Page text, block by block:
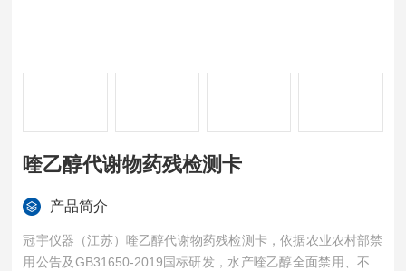
喹乙醇代谢物药残检测卡
产品简介
冠宇仪器（江苏）喹乙醇代谢物药残检测卡，依据农业农村部禁
用公告及GB31650-2019国标研发，水产喹乙醇全面禁用、不得